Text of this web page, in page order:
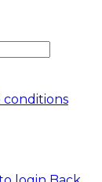
conditions